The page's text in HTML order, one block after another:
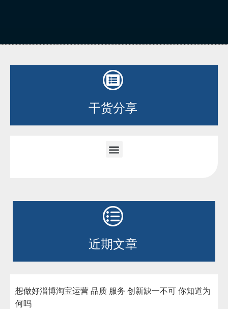
干货分享
近期文章
想做好淄博淘宝运营 品质 服务 创新缺一不可 你知道为
何吗